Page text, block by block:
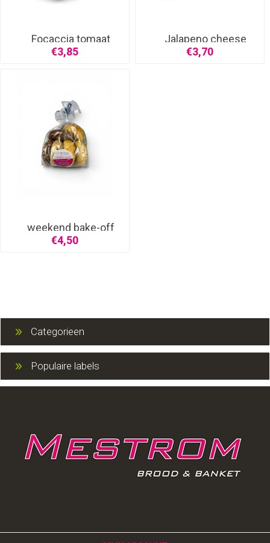
Focaccia tomaat
€3,85
Jalapeno cheese
stok
€3,70
weekend bake-off
broodje
€4,50
Categorieen
Populaire labels